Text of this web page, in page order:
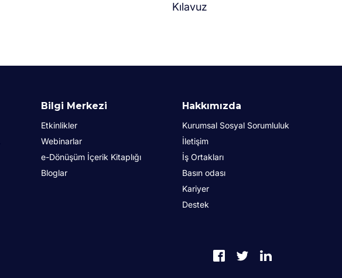
Kılavuz
Bilgi Merkezi
Etkinlikler
Webinarlar
e-Dönüşüm İçerik Kitaplığı
Bloglar
Hakkımızda
Kurumsal Sosyal Sorumluluk
İletişim
İş Ortakları
Basın odası
Kariyer
Destek